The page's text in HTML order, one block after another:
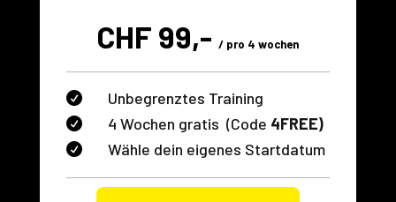
CHF 99,- / pro 4 wochen
 Unbegrenztes Training
 4 Wochen gratis (Code 4FREE)
 Wähle dein eigenes Startdatum